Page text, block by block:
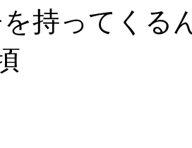
持ってくる